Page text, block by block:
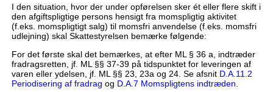
I den situation, hvor der under opførelsen sker ét eller flere skift i
den afgiftspligtige persons hensigt fra momspligtig aktivitet
(f.eks. momspligtigt salg) til momsfri anvendelse (f.eks. momsfri
udlejning) skal Skattestyrelsen bemærke følgende:
For det første skal det bemærkes, at efter ML § 36 a, indtræder
fradragsretten, jf. ML §§ 37-39 på tidspunktet for leveringen af
varen eller ydelsen, jf. ML §§ 23, 23a og 24. Se afsnit D.A.11.2
Periodisering af fradrag og D.A.7 Momspligtens indtræden